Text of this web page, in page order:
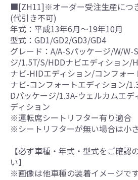
■[ZH11]※オーダー受注生産につ
(代引き不可)
年式：平成13年6月～19年10月
型式：GD1/GD2/GD3/GD4
グレード：A/A-Sパッケージ/W/W-
ジ/1.5T/S/HDDナビエディション/
ナビ-HIDエディション/コンフォ
ナビ-コンフォートエディション/
Dパッケージ/1.3A-ウェルカムエ
ディション
※運転席シートリフター有り適合
※シートリフターが無い場合は小
【必ず車種・年式・型式をご確認
い】
※画像は他車種の装着イメージです